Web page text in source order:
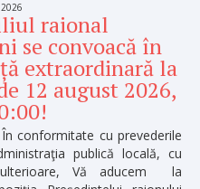
raional
se convoacă în
extraordinară la
12 august 2026,
conformitate cu prevederile
publică locală, cu
Vă aducem la